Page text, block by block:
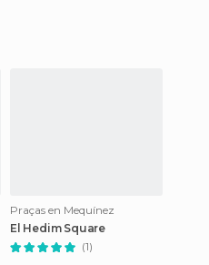
Praças en Mequínez
El Hedim Square
(1)